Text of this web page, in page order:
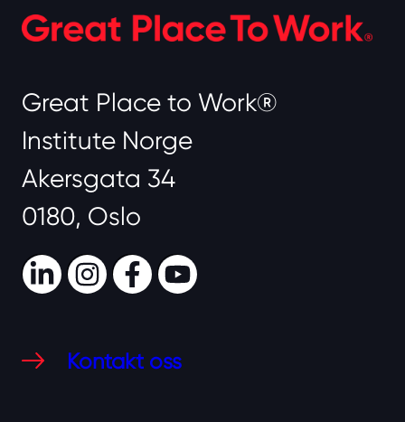
Great Place to Work®
Institute Norge
Akersgata 34
0180, Oslo
Kontakt oss